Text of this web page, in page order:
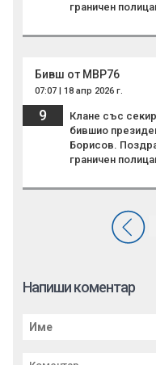
граничен
Бивш от МВР76
07:07 | 18 апр 2026 г.
9
Клане със
бившио
Борисов.
граничен
Напиши коментар